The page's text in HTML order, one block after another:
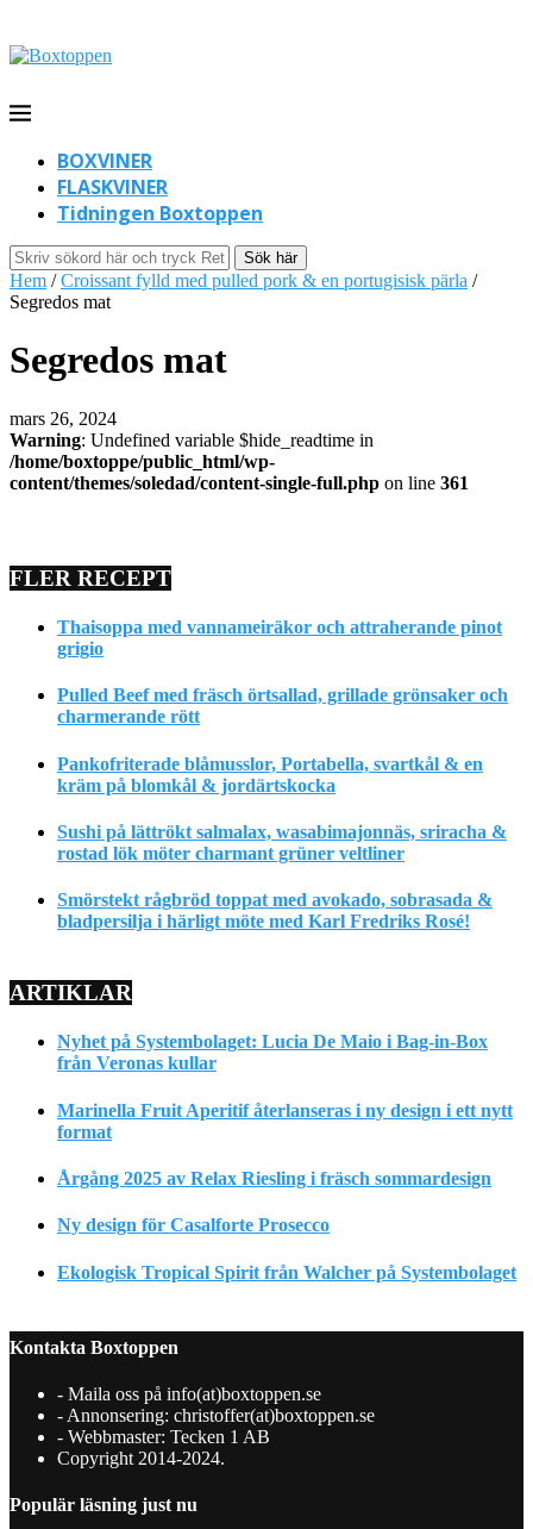
BOXVINER
FLASKVINER
Tidningen Boxtoppen
Sök här
Hem /Croissant fylld med pulled pork & en portugisisk pärla /
Segredos mat
Segredos mat
mars 26, 2024
Warning: Undefined variable $hide_readtime in
/home/boxtoppe/public_html/wp-
content/themes/soledad/content-single-full.php on line 361
FLER RECEPT
Thaisoppa med vannameiräkor och attraherande pinot
grigio
Pulled Beef med fräsch örtsallad, grillade grönsaker och
charmerande rött
Pankofriterade blåmusslor, Portabella, svartkål & en
kräm på blomkål & jordärtskocka
Sushi på lättrökt salmalax, wasabimajonnäs, sriracha &
rostad lök möter charmant grüner veltliner
Smörstekt rågbröd toppat med avokado, sobrasada &
bladpersilja i härligt möte med Karl Fredriks Rosé!
ARTIKLAR
Nyhet på Systembolaget: Lucia De Maio i Bag-in-Box
från Veronas kullar
Marinella Fruit Aperitif återlanseras i ny design i ett nytt
format
Årgång 2025 av Relax Riesling i fräsch sommardesign
Ny design för Casalforte Prosecco
Ekologisk Tropical Spirit från Walcher på Systembolaget
Kontakta Boxtoppen
- Maila oss på info(at)boxtoppen.se
- Annonsering: christoffer(at)boxtoppen.se
- Webbmaster: Tecken 1 AB
Copyright 2014-2024.
Populär läsning just nu